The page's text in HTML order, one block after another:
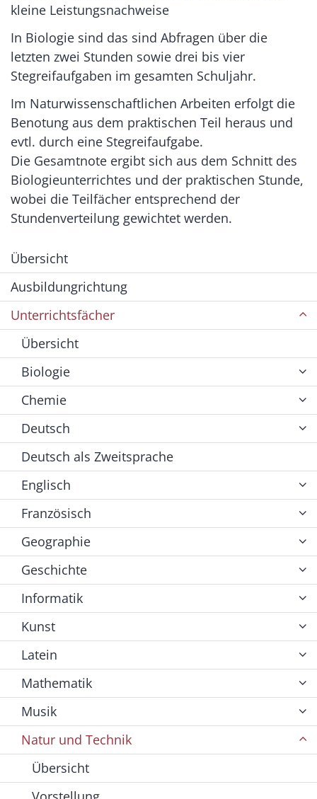
kleine Leistungsnachweise
In Biologie sind das sind Abfragen über die
letzten zwei Stunden sowie drei bis vier
Stegreifaufgaben im gesamten Schuljahr.
Im Naturwissenschaftlichen Arbeiten erfolgt die
Benotung aus dem praktischen Teil heraus und
evtl. durch eine Stegreifaufgabe.
Die Gesamtnote ergibt sich aus dem Schnitt des
Biologieunterrichtes und der praktischen Stunde,
wobei die Teilfächer entsprechend der
Stundenverteilung gewichtet werden.
Übersicht
Ausbildungrichtung
Unterrichtsfächer
Übersicht
Biologie
Chemie
Deutsch
Deutsch als Zweitsprache
Englisch
Französisch
Geographie
Geschichte
Informatik
Kunst
Latein
Mathematik
Musik
Natur und Technik
Übersicht